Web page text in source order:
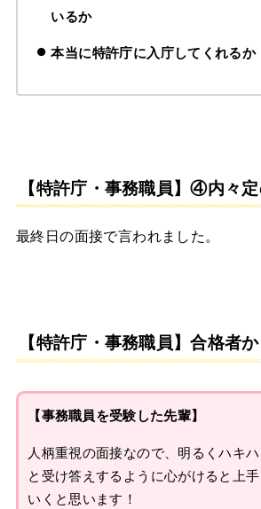
いるか
本当に特許庁に入庁してくれるか
【特許庁・事務職員】④内々
最終日の面接で言われました。
【特許庁・事務職員】合格者
【事務職員を受験した先輩】
人柄重視の面接なので、明るくハキ
と受け答えするように心がけると上手
いくと思います！